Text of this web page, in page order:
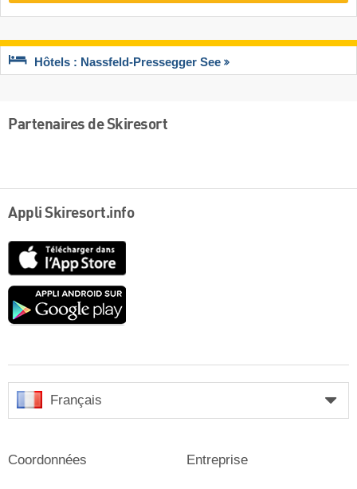
Hôtels : Nassfeld-Pressegger See
Partenaires de Skiresort
Appli Skiresort.info
Google
Français
Coordonnées Entreprise